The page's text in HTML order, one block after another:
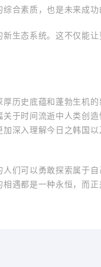
合素质，也是未来成功
生态系统。这不仅能
历史底蕴和蓬勃生机
于时间流逝中人类创
深入理解今日之韩国
们可以勇敢探索属于
遇都是一种永恒，而